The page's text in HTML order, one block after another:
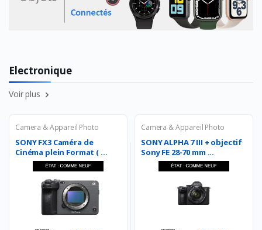
Electronique
Voir plus
Camera & Appareil Photo
SONY FX3 Caméra de
Cinéma plein Format ( ...
Camera & Appareil Photo
SONY ALPHA 7 III + objectif
Sony FE 28-70 mm ...